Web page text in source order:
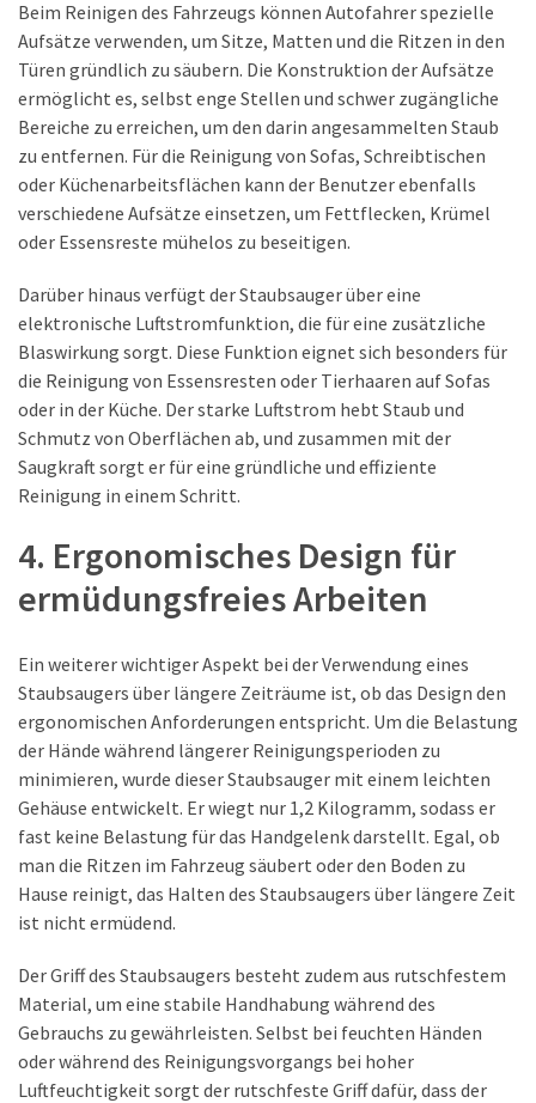
Beim Reinigen des Fahrzeugs können Autofahrer spezielle
Aufsätze verwenden, um Sitze, Matten und die Ritzen in den
Türen gründlich zu säubern. Die Konstruktion der Aufsätze
ermöglicht es, selbst enge Stellen und schwer zugängliche
Bereiche zu erreichen, um den darin angesammelten Staub
zu entfernen. Für die Reinigung von Sofas, Schreibtischen
oder Küchenarbeitsflächen kann der Benutzer ebenfalls
verschiedene Aufsätze einsetzen, um Fettflecken, Krümel
oder Essensreste mühelos zu beseitigen.
Darüber hinaus verfügt der Staubsauger über eine
elektronische Luftstromfunktion, die für eine zusätzliche
Blaswirkung sorgt. Diese Funktion eignet sich besonders für
die Reinigung von Essensresten oder Tierhaaren auf Sofas
oder in der Küche. Der starke Luftstrom hebt Staub und
Schmutz von Oberflächen ab, und zusammen mit der
Saugkraft sorgt er für eine gründliche und effiziente
Reinigung in einem Schritt.
4. Ergonomisches Design für
ermüdungsfreies Arbeiten
Ein weiterer wichtiger Aspekt bei der Verwendung eines
Staubsaugers über längere Zeiträume ist, ob das Design den
ergonomischen Anforderungen entspricht. Um die Belastung
der Hände während längerer Reinigungsperioden zu
minimieren, wurde dieser Staubsauger mit einem leichten
Gehäuse entwickelt. Er wiegt nur 1,2 Kilogramm, sodass er
fast keine Belastung für das Handgelenk darstellt. Egal, ob
man die Ritzen im Fahrzeug säubert oder den Boden zu
Hause reinigt, das Halten des Staubsaugers über längere Zeit
ist nicht ermüdend.
Der Griff des Staubsaugers besteht zudem aus rutschfestem
Material, um eine stabile Handhabung während des
Gebrauchs zu gewährleisten. Selbst bei feuchten Händen
oder während des Reinigungsvorgangs bei hoher
Luftfeuchtigkeit sorgt der rutschfeste Griff dafür, dass der